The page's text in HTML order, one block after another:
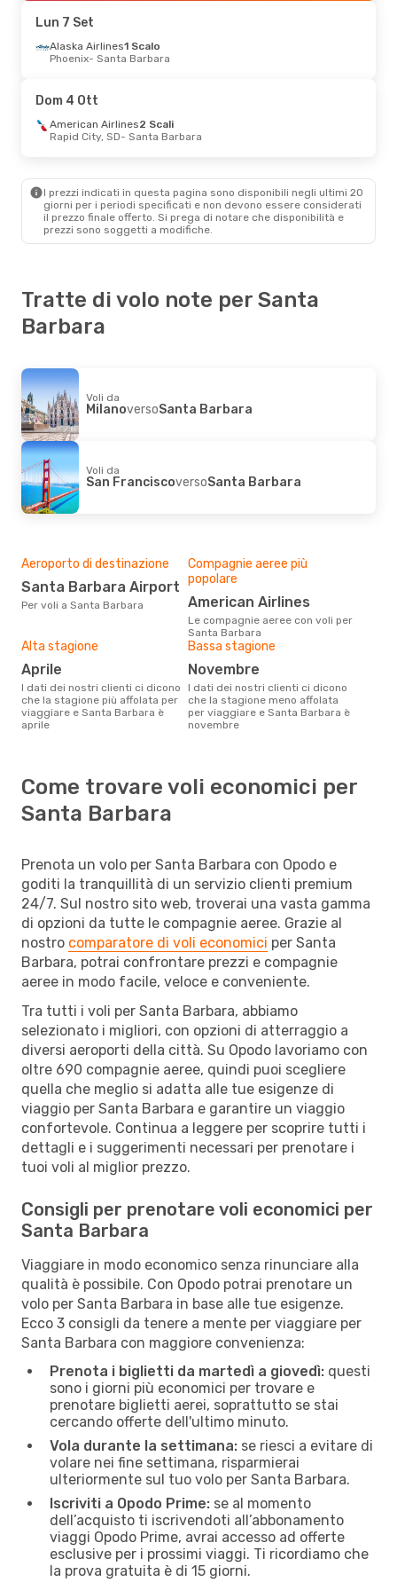
Santa Barbara- Phoenix
Sab 29 Ago- Lun 31 Ago
Alaska Airlines
Santa Barbara
Milano - Santa Barbara
American Airlines2 Scali
Santa Barbara- Milano
Lun 7 Set
Alaska Airlines1 Scalo
Phoenix- Santa Barbara
Dom 4 Ott
American Airlines2 Scali
Rapid City, SD- Santa Barbara
I prezzi indicati in questa pagina sono disponibili negli ultimi 20
giorni per i periodi specificati e non devono essere considerati
il ​​prezzo finale offerto. Si prega di notare che disponibilità e
prezzi sono soggetti a modifiche.
Tratte di volo note per Santa
Barbara
Voli da
MilanoversoSanta Barbara
Voli da
San FranciscoversoSanta Barbara
Aeroporto di destinazione
Santa Barbara Airport
Per voli a Santa Barbara
Compagnie aeree più
popolare
American Airlines
Le compagnie aeree con voli per
Santa Barbara
Alta stagione
aprile
I dati dei nostri clienti ci dicono
che la stagione più affolata per
viaggiare e Santa Barbara è
aprile
Bassa stagione
novembre
I dati dei nostri clienti ci dicono
che la stagione meno affolata
per viaggiare e Santa Barbara è
novembre
Come trovare voli economici per
Santa Barbara
Prenota un volo per Santa Barbara con Opodo e
goditi la tranquillità di un servizio clienti premium
24/7. Sul nostro sito web, troverai una vasta gamma
di opzioni da tutte le compagnie aeree. Grazie al
nostro comparatore di voli economici per Santa
Barbara, potrai confrontare prezzi e compagnie
aeree in modo facile, veloce e conveniente.
Tra tutti i voli per Santa Barbara, abbiamo
selezionato i migliori, con opzioni di atterraggio a
diversi aeroporti della città. Su Opodo lavoriamo con
oltre 690 compagnie aeree, quindi puoi scegliere
quella che meglio si adatta alle tue esigenze di
viaggio per Santa Barbara e garantire un viaggio
confortevole. Continua a leggere per scoprire tutti i
dettagli e i suggerimenti necessari per prenotare i
tuoi voli al miglior prezzo.
Consigli per prenotare voli economici per
Santa Barbara
Viaggiare in modo economico senza rinunciare alla
qualità è possibile. Con Opodo potrai prenotare un
volo per Santa Barbara in base alle tue esigenze.
Ecco 3 consigli da tenere a mente per viaggiare per
Santa Barbara con maggiore convenienza:
Prenota i biglietti da martedì a giovedì: questi
sono i giorni più economici per trovare e
prenotare biglietti aerei, soprattutto se stai
cercando offerte dell'ultimo minuto.
Vola durante la settimana: se riesci a evitare di
volare nei fine settimana, risparmierai
ulteriormente sul tuo volo per Santa Barbara.
Iscriviti a Opodo Prime: se al momento
dell’acquisto ti iscrivendoti all’abbonamento
viaggi Opodo Prime, avrai accesso ad offerte
esclusive per i prossimi viaggi. Ti ricordiamo che
la prova gratuita è di 15 giorni.